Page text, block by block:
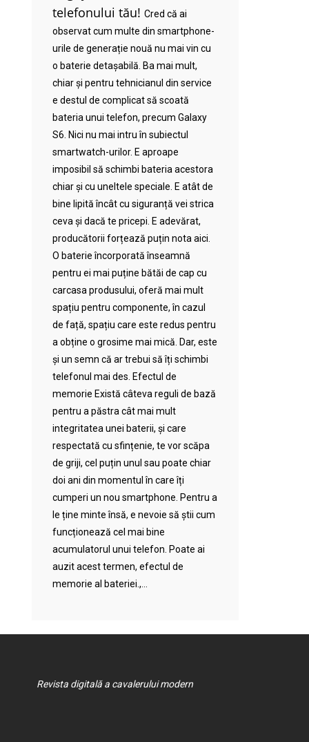
telefonului tău! Cred că ai
observat cum multe din smartphone-
urile de generație nouă nu mai vin cu
o baterie detașabilă. Ba mai mult,
chiar și pentru tehnicianul din service
e destul de complicat să scoată
bateria unui telefon, precum Galaxy
S6. Nici nu mai intru în subiectul
smartwatch-urilor. E aproape
imposibil să schimbi bateria acestora
chiar și cu uneltele speciale. E atât de
bine lipită încât cu siguranță vei strica
ceva și dacă te pricepi. E adevărat,
producătorii forțează puțin nota aici.
O baterie încorporată înseamnă
pentru ei mai puține bătăi de cap cu
carcasa produsului, oferă mai mult
spațiu pentru componente, în cazul
de față, spațiu care este redus pentru
a obține o grosime mai mică. Dar, este
și un semn că ar trebui să îți schimbi
telefonul mai des. Efectul de
memorie Există câteva reguli de bază
pentru a păstra cât mai mult
integritatea unei baterii, și care
respectată cu sfințenie, te vor scăpa
de griji, cel puțin unul sau poate chiar
doi ani din momentul în care îți
cumperi un nou smartphone. Pentru a
le ține minte însă, e nevoie să știi cum
funcționează cel mai bine
acumulatorul unui telefon. Poate ai
auzit acest termen, efectul de
memorie al bateriei.,...
Revista digitală a cavalerului modern